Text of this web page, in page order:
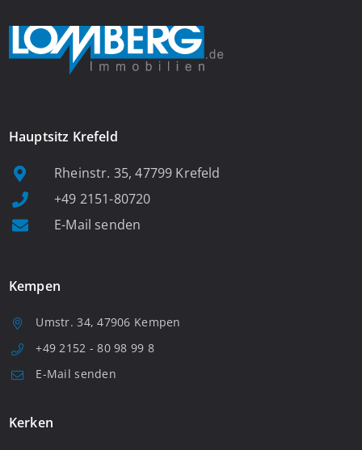
Hauptsitz Krefeld
Rheinstr. 35, 47799 Krefeld
+49 2151-80720
E-Mail senden
Kempen
Umstr. 34, 47906 Kempen
+49 2152 - 80 98 99 8
E-Mail senden
Kerken